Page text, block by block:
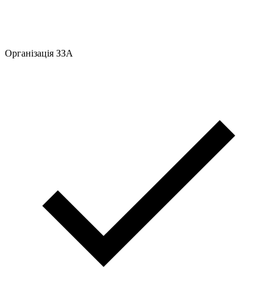
Організація ЗЗА